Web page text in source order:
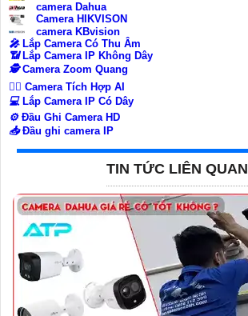
camera Dahua
Camera HIKVISON
camera KBvision
️🎤️ Lắp Camera Có Thu Âm
📶Lắp Camera IP Không Dây
🕵️Camera Zoom Quang
🧛‍♀️ Camera Tích Hợp AI
💻Lắp Camera IP Có Dây
⚙️Đầu Ghi Camera HD
📥Đầu ghi camera IP
TIN TỨC LIÊN QUAN